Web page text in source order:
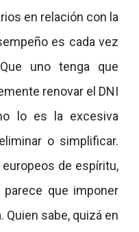
en relación con la
es cada vez
uno tenga que
renovar el DNI
lo es la excesiva
o simplificar.
de espíritu,
parece que imponer
sabe, quizá en